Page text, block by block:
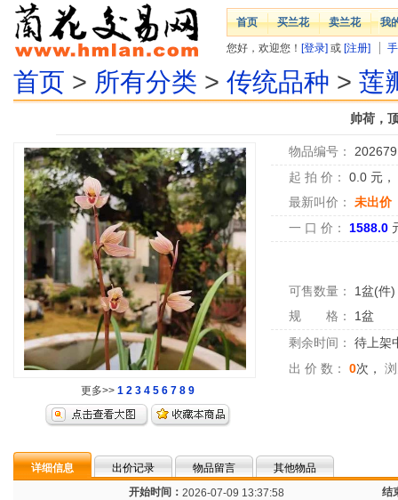
首页 买兰花 卖兰花 我
您好，欢迎您！ [登录] 或 [注册]
首页 > 所有分类 > 传统品种 > 莲
帅荷，
更多>> 1 2 3 4 5 6 7 8 9
物品编号：
起 拍 价：
0.0 元，
最新叫价：
未出价
一 口 价：
1588.0
可售数量： 1盆(件)
规 格：
1盆
剩余时间：
待上架
出 价 数：
0次，
详细信息 出价记录 物品留言
其他物品
开始时间： 2026-07-09 13:37:58 结